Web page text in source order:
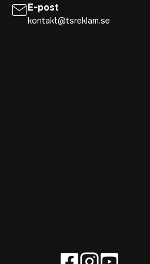
E-post
kontakt@tsreklam.se